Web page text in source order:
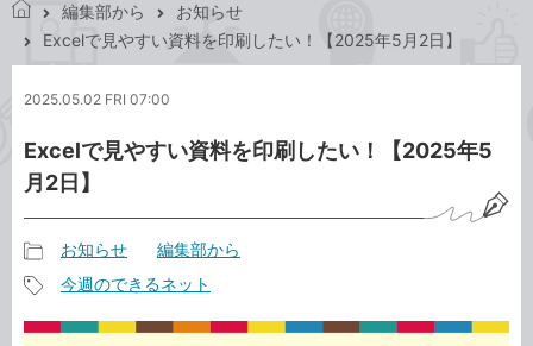
で
ネ
ト
編集部から
お知らせ
Excelで見やすい資料を印刷したい！【2025年5月2日】
2025.05.02 FRI 07:00
Excelで見やすい資料を印刷したい！【2025年5
月2日】
事
カ
お知らせ 編集部から
事
今週のできるネット